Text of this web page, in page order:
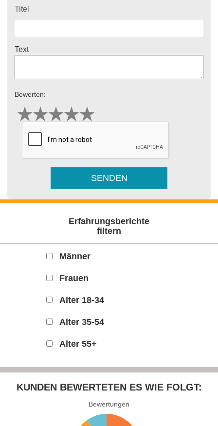
Titel
Text
Bewerten:
Erfahrungsberichte
filtern
Männer
Frauen
Alter 18-34
Alter 35-54
Alter 55+
KUNDEN BEWERTETEN ES WIE FOLGT:
Bewertungen